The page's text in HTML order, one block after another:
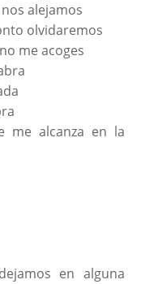
alejamos
olvidaremos
me acoges
me alcanza en la
en alguna